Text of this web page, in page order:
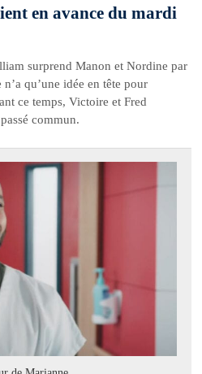
en avance du mardi
surprend Manon et Nordine par
qu’une idée en tête pour
ce temps, Victoire et Fred
commun.